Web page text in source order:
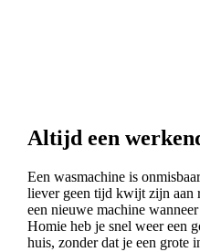
Altijd een
Een wasmachine is
liever geen tijd kwijt zijn aan
een nieuwe machine
Homie heb je snel weer een
huis, zonder dat je een grote